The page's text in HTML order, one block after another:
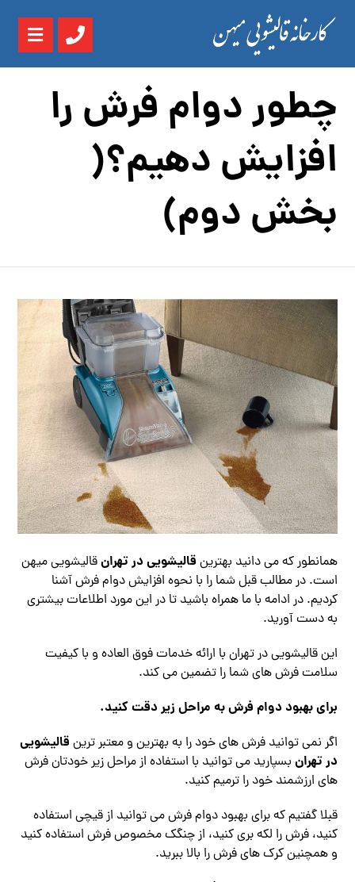
چطور دوام فرش را
افزایش دهیم؟(
بخش دوم)
همانطور که می دانید بهترین قالیشویی در تهرانقالیشویی میهن
است. در مطالب قبل شما را با نحوه افزایش دوام فرش آشنا
کردیم. در ادامه با ما همراه باشید تا در این مورد اطلاعات بیشتری
به دست آورید.
این قالیشویی در تهران با ارائه خدمات فوق العاده و با کیفیت
سلامت فرش های شما را تضمین می کند.
برای بهبود دوام فرش به مراحل زیر دقت کنید.
اگر نمی توانید فرش های خود را به بهترین و معتبر ترین قالیشویی
در تهران بسپارید می توانید با استفاده از مراحل زیر خودتان فرش
های ارزشمند خود را ترمیم کنید.
قبلا گفتیم که برای بهبود دوام فرش می توانید از قیچی استفاده
کنید، فرش را لکه بری کنید، از چنگک مخصوص فرش استفاده کنید
و همچنین کرک های فرش را بالا ببرید.